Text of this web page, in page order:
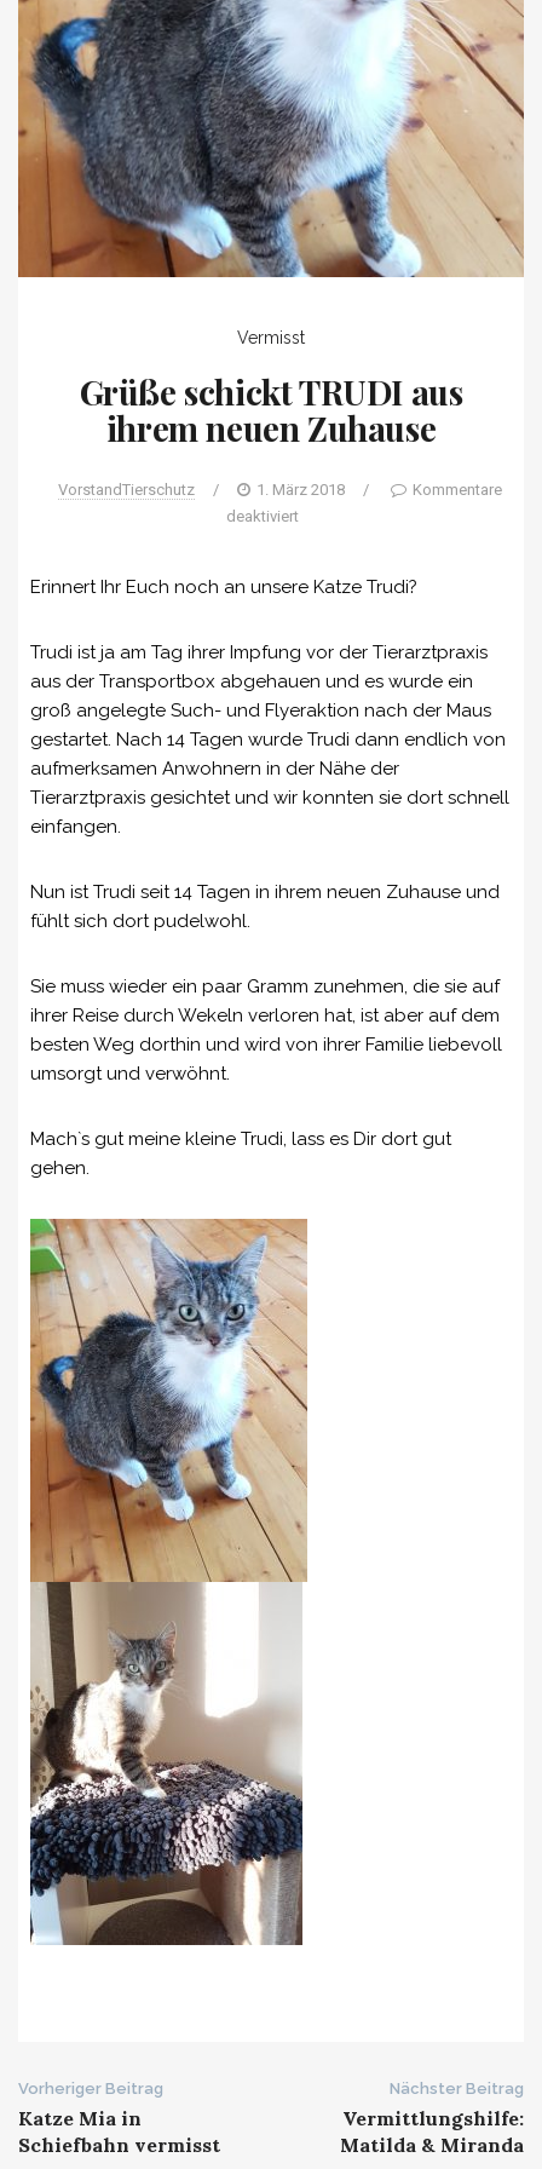
Vermisst
Grüße schickt TRUDI aus
ihrem neuen Zuhause
VorstandTierschutz / 1. März 2018 /
Kommentare
deaktiviert
Erinnert Ihr Euch noch an unsere Katze Trudi?
Trudi ist ja am Tag ihrer Impfung vor der Tierarztpraxis
aus der Transportbox abgehauen und es wurde ein
groß angelegte Such- und Flyeraktion nach der Maus
gestartet. Nach 14 Tagen wurde Trudi dann endlich von
aufmerksamen Anwohnern in der Nähe der
Tierarztpraxis gesichtet und wir konnten sie dort schnell
einfangen.
Nun ist Trudi seit 14 Tagen in ihrem neuen Zuhause und
fühlt sich dort pudelwohl.
Sie muss wieder ein paar Gramm zunehmen, die sie auf
ihrer Reise durch Wekeln verloren hat, ist aber auf dem
besten Weg dorthin und wird von ihrer Familie liebevoll
umsorgt und verwöhnt.
Mach`s gut meine kleine Trudi, lass es Dir dort gut
gehen.
Beitrags-
Navigation
Vorheriger Beitrag
Katze Mia in
Schiefbahn vermisst
Nächster Beitrag
Vermittlungshilfe:
Matilda & Miranda